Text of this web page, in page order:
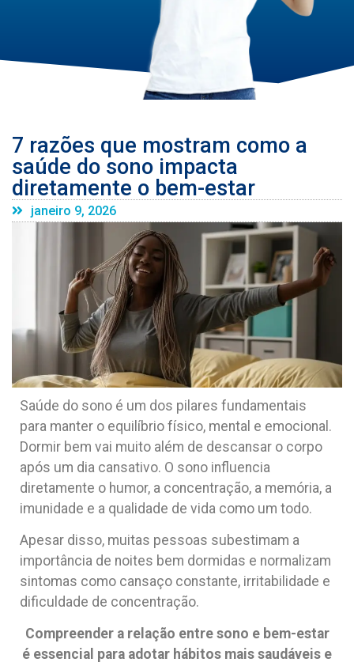
7 razões que mostram como a
saúde do sono impacta
diretamente o bem-estar
janeiro 9, 2026
Saúde do sono é um dos pilares fundamentais
para manter o equilíbrio físico, mental e emocional.
Dormir bem vai muito além de descansar o corpo
após um dia cansativo. O sono influencia
diretamente o humor, a concentração, a memória, a
imunidade e a qualidade de vida como um todo.
Apesar disso, muitas pessoas subestimam a
importância de noites bem dormidas e normalizam
sintomas como cansaço constante, irritabilidade e
dificuldade de concentração.
Compreender a relação entre sono e bem-estar
é essencial para adotar hábitos mais saudáveis e